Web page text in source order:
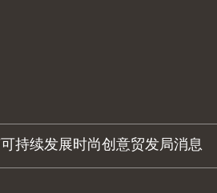
可持续发展时尚创意贸发局消息